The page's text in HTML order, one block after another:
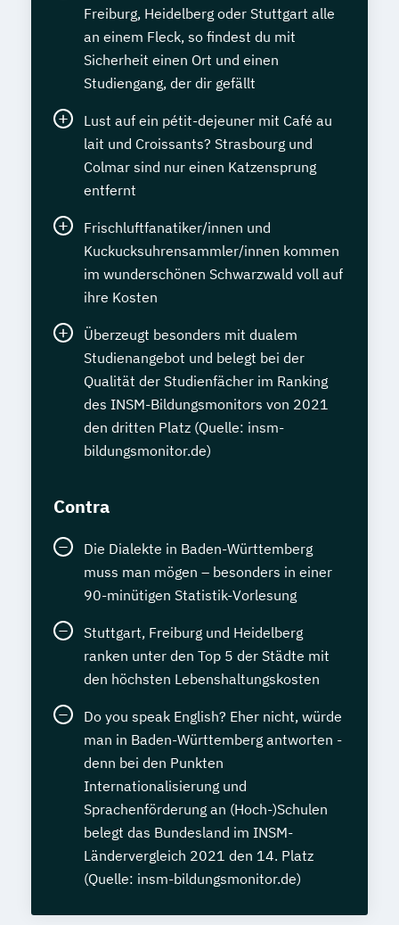
Freiburg, Heidelberg oder Stuttgart alle
an einem Fleck, so findest du mit
Sicherheit einen Ort und einen
Studiengang, der dir gefällt
Lust auf ein pétit-dejeuner mit Café au
lait und Croissants? Strasbourg und
Colmar sind nur einen Katzensprung
entfernt
Frischluftfanatiker/innen und
Kuckucksuhrensammler/innen kommen
im wunderschönen Schwarzwald voll auf
ihre Kosten
Überzeugt besonders mit dualem
Studienangebot und belegt bei der
Qualität der Studienfächer im Ranking
des INSM-Bildungsmonitors von 2021
den dritten Platz (Quelle: insm-
bildungsmonitor.de)
Contra
Die Dialekte in Baden-Württemberg
muss man mögen – besonders in einer
90-minütigen Statistik-Vorlesung
Stuttgart, Freiburg und Heidelberg
ranken unter den Top 5 der Städte mit
den höchsten Lebenshaltungskosten
Do you speak English? Eher nicht, würde
man in Baden-Württemberg antworten -
denn bei den Punkten
Internationalisierung und
Sprachenförderung an (Hoch-)Schulen
belegt das Bundesland im INSM-
Ländervergleich 2021 den 14. Platz
(Quelle: insm-bildungsmonitor.de)